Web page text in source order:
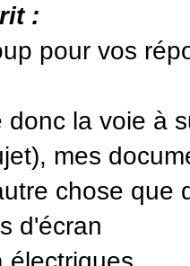
:
pour vos
donc la voie à
mes
chose que
d'écran